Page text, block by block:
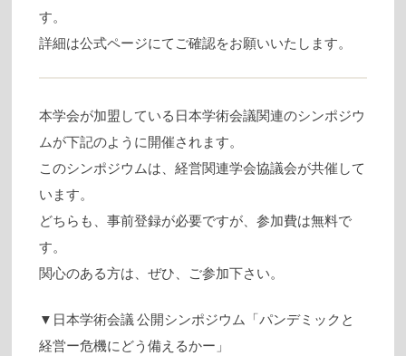
す。
詳細は公式ページにてご確認をお願いいたします。
本学会が加盟している日本学術会議関連のシンポジウ
ムが下記のように開催されます。
このシンポジウムは、経営関連学会協議会が共催して
います。
どちらも、事前登録が必要ですが、参加費は無料で
す。
関心のある方は、ぜひ、ご参加下さい。
▼日本学術会議 公開シンポジウム「パンデミックと
経営ー危機にどう備えるかー」